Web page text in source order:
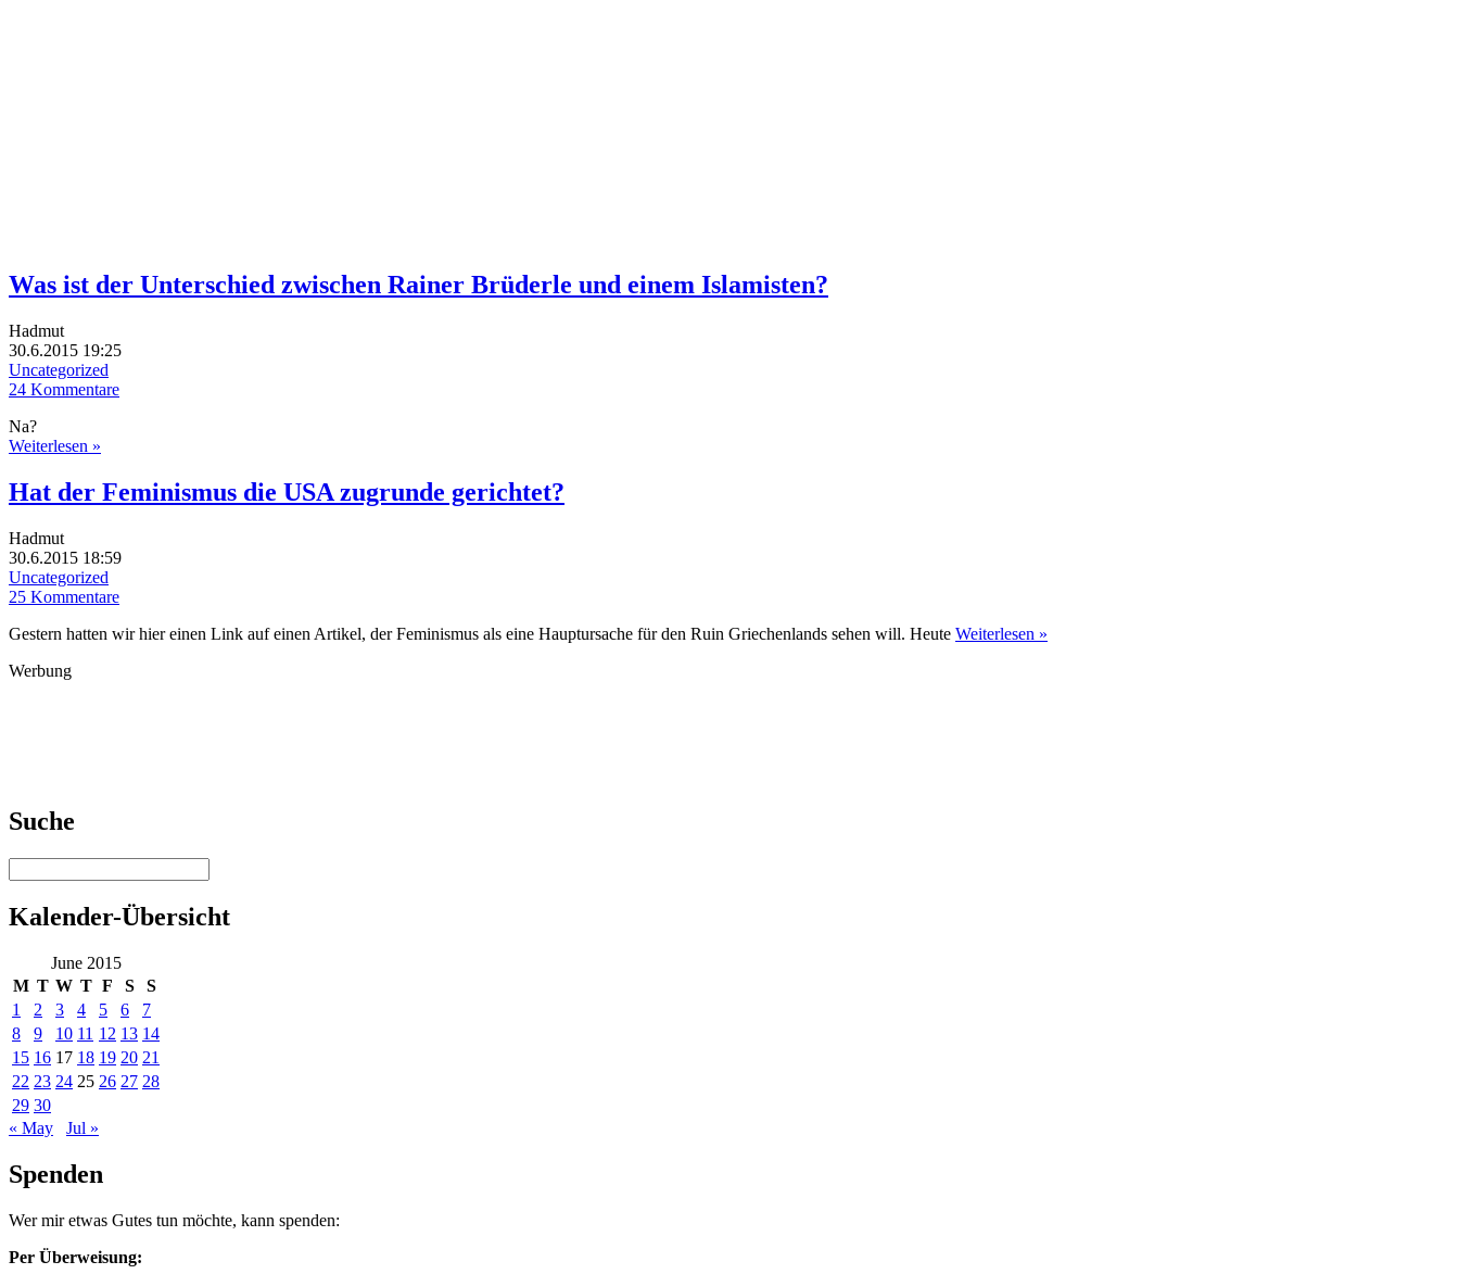
Was ist der Unterschied zwischen Rainer Brüderle und einem Islamisten?
Hadmut
30.6.2015 19:25
Uncategorized
24 Kommentare
Na?
Weiterlesen »
Hat der Feminismus die USA zugrunde gerichtet?
Hadmut
30.6.2015 18:59
Uncategorized
25 Kommentare
Gestern hatten wir hier einen Link auf einen Artikel, der Feminismus als eine Hauptursache für den Ruin Griechenlands sehen will. Heute Weiterlesen »
Werbung
Suche
Kalender-Übersicht
June 2015
M T W T F S
S
1
2 3 4 5 6
7
8
9 10 11 12 13 14
15 16 17 18 19 20 21
22 23 24 25 26 27 28
29 30
« May
Jul »
Spenden
Wer mir etwas Gutes tun möchte, kann spenden:
Per Überweisung: